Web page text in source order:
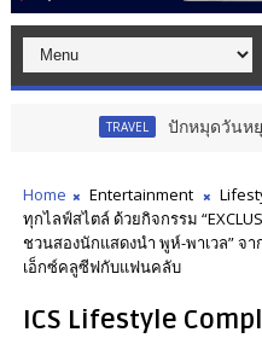
ปักหมุดวันหยุดนี้! ออกไ
Home Entertainment
ทุกไลฟ์สไตล์ ด้วยกิจกรรม
ชวนสองนักแสดงนำ พูห์-พาเวล” จ
เอ็กซ์คลูซีฟกับแฟนคลับ
ICS Lifestyle